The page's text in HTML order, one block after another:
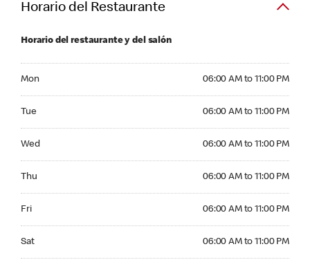
Horario del Restaurante
Horario del restaurante y del salón
Mon 06:00 AM to 11:00 PM
Tue 06:00 AM to 11:00 PM
Wed 06:00 AM to 11:00 PM
Thu 06:00 AM to 11:00 PM
Fri 06:00 AM to 11:00 PM
Sat 06:00 AM to 11:00 PM